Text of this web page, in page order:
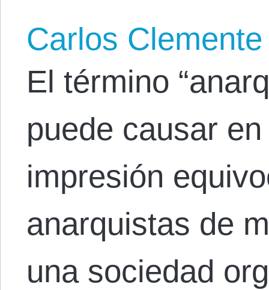
Carlos Clemente
El término
puede causar
impresión
anarquistas de
una sociedad